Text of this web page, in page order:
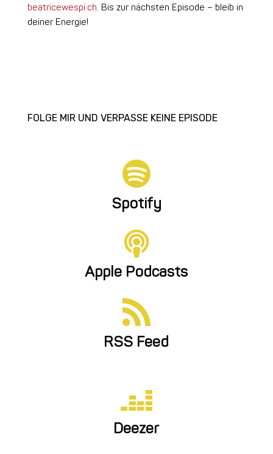
beatricewespi.ch. Bis zur nächsten Episode – bleib in
deiner Energie!
FOLGE MIR UND VERPASSE KEINE EPISODE

Spotify

Apple Podcasts

RSS Feed

Deezer